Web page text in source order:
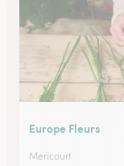
Europe Fleurs
Mericourt